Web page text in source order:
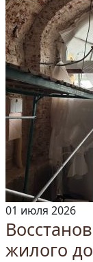
01 июля 2026
жилого